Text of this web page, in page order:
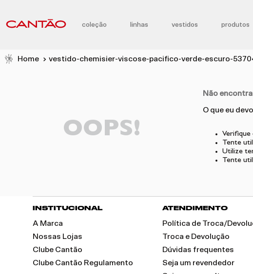
coleção linhas vestidos produtos
vestido-chemisier-viscose-pacifico-verde-escuro-
OOPS!
Não
O que eu
Verifique
Tente
Utilize
Tente
INSTITUCIONAL
A Marca
Nossas Lojas
Clube Cantão
Clube Cantão Regulamento
ATENDIMENTO
Política de Troca/
Troca e Devolução
Dúvidas frequentes
Seja um revendedor